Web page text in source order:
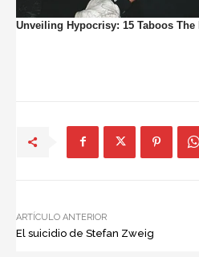
ARTÍCULO ANTERIOR
El suicidio de Stefan Zweig